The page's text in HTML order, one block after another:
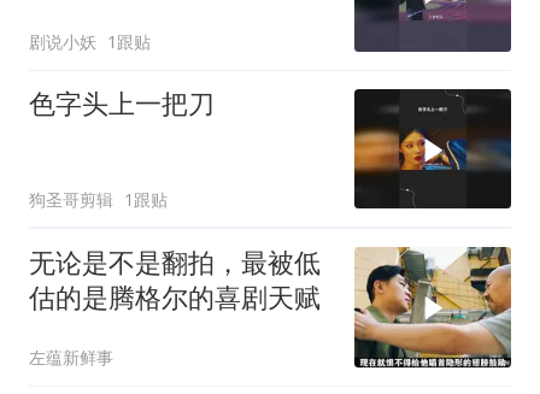
剧说小妖 1跟贴
色字头上一把刀
狗圣哥剪辑 1跟贴
无论是不是翻拍，最被低
估的是腾格尔的喜剧天赋
左蕴新鲜事